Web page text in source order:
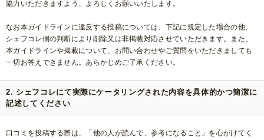
協力いただきますよう、よろしくお願いいたします。
なお本ガイドラインに違反する投稿については、下記に規定した場合の他、
シェフコレ側の判断により削除又は非掲載対応させていただきます。また、
本ガイドラインや掲載について、お問い合わせやご質問をいただきましても
一切お答えできません。あらかじめご了承ください。
2. シェフコレにて実際にケータリングされた内容を具体的かつ簡潔に
記述してください
口コミを投稿する際は、「他の人が読んで、参考になること」を心がけてく